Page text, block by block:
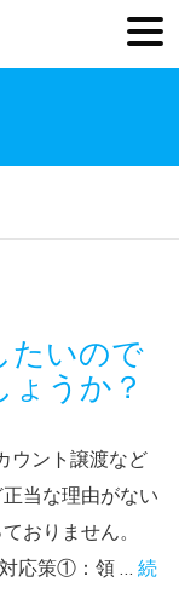
たいので
うか？
ウント譲渡など
当な理由がない
おりません。
応策①：領 … 続